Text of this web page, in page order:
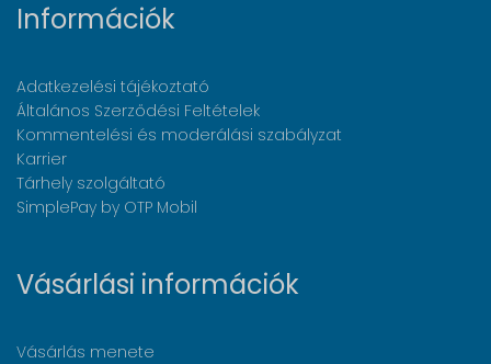
Információk
Adatkezelési tájékoztató
Általános Szerződési Feltételek
Kommentelési és moderálási szabályzat
Karrier
Tárhely szolgáltató
SimplePay by OTP Mobil
Vásárlási információk
Vásárlás menete